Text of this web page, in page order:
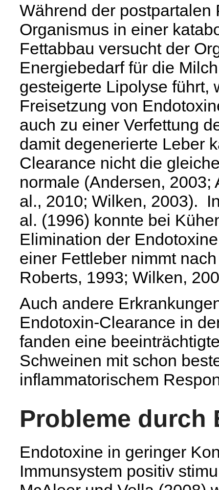
Während der
Organismus in einer
Fettabbau versucht der
Energiebedarf für die
gesteigerte Lipolyse führt,
Freisetzung von
auch zu einer Verfettung
damit degenerierte Leber
Clearance nicht die
normale (Andersen, 2003;
al., 2010; Wilken, 2003).
al. (1996) konnte bei
Elimination der
einer Fettleber nimmt
Roberts, 1993; Wilken,
Auch andere
Endotoxin-Clearance in
fanden eine
Schweinen mit schon
inflammatorischem
Probleme durch
Endotoxine in geringer
Immunsystem positiv